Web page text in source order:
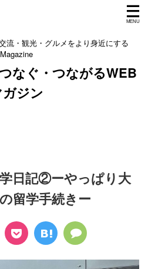
流・観光・グルメをより身近にする
Magazine
なぐ・つながるWEB
ジン
日記②ーやっぱり大
留学手続きー